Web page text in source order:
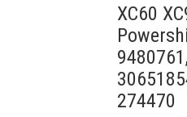
XC60
274470